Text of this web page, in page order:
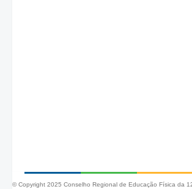
© Copyright 2025 Conselho Regional de Educação Física da